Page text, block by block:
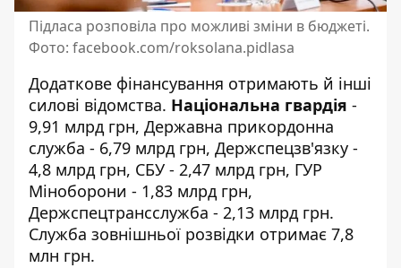
Підласа розповіла про можливі зміни в бюджеті.
Фото: facebook.com/roksolana.pidlasa
Додаткове фінансування отримають й інші
силові відомства. Національна гвардія -
9,91 млрд грн, Державна прикордонна
служба - 6,79 млрд грн, Держспецзв'язку -
4,8 млрд грн, СБУ - 2,47 млрд грн, ГУР
Міноборони - 1,83 млрд грн,
Держспецтрансслужба - 2,13 млрд грн.
Служба зовнішньої розвідки отримає 7,8
млн грн.